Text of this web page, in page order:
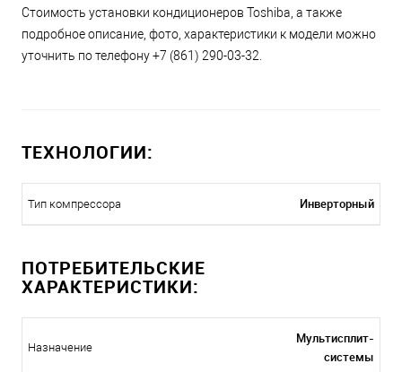
Стоимость установки кондиционеров Toshiba, а также
подробное описание, фото, характеристики к модели можно
уточнить по телефону +7 (861) 290-03-32.
ТЕХНОЛОГИИ:
Тип компрессора Инверторный
ПОТРЕБИТЕЛЬСКИЕ
ХАРАКТЕРИСТИКИ:
Назначение
Мультисплит-
системы